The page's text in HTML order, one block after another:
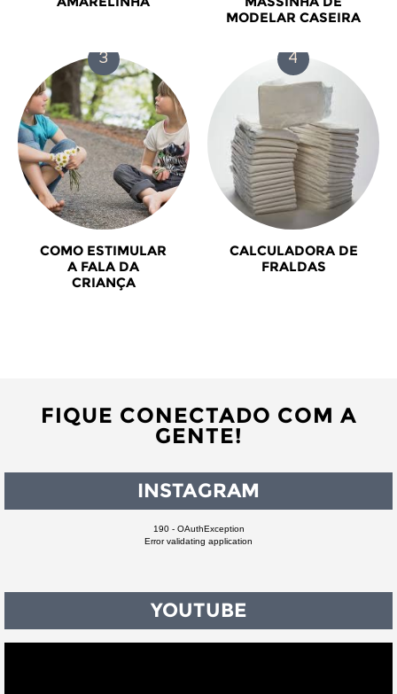
MODELAR CASEIRA
COMO ESTIMULAR
A FALA DA
CRIANÇA
CALCULADORA DE
FRALDAS
FIQUE CONECTADO COM A
GENTE!
INSTAGRAM
190 - OAuthException
Error validating application
YOUTUBE